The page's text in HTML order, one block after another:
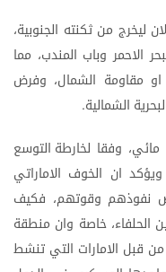
ليخرج من ثكنته الجنوبية،
الاحمر وباب المندب، مما
او مقاومة الشمال، وفرض
الشمالية.
مائي، وفقا لخارطة التوسع
ويؤكد ان الخوف الاماراتي
نفوذهم وقوتهم، فكيف
الحلفاء، خاصة وان منطقة
من قبل الامارات التي تنشط